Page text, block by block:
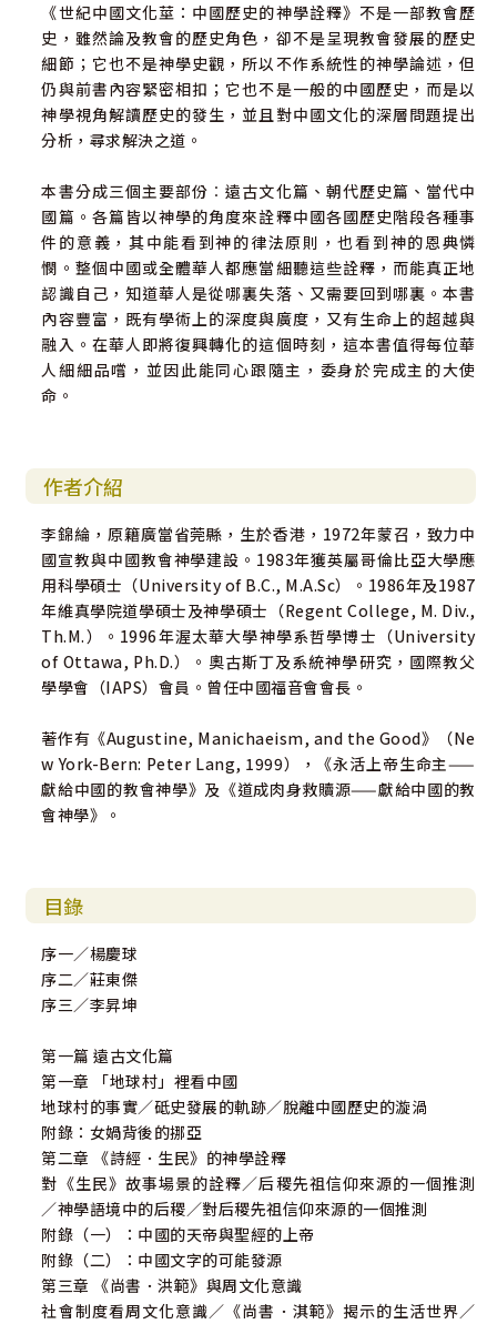
《世紀中國文化莖：中國歷史的神學詮釋》不是一部教會歷
史，雖然論及教會的歷史角色，卻不是呈現教會發展的歷史
細節；它也不是神學史觀，所以不作系統性的神學論述，但
仍與前書內容緊密相扣；它也不是一般的中國歷史，而是以
神學視角解讀歷史的發生，並且對中國文化的深層問題提出
分析，尋求解決之道。
本書分成三個主要部份︰遠古文化篇、朝代歷史篇、當代中
國篇。各篇皆以神學的角度來詮釋中國各國歷史階段各種事
件的意義，其中能看到神的律法原則，也看到神的恩典憐
憫。整個中國或全體華人都應當細聽這些詮釋，而能真正地
認識自己，知道華人是從哪裏失落、又需要回到哪裏。本書
內容豐富，既有學術上的深度與廣度，又有生命上的超越與
融入。在華人即將復興轉化的這個時刻，這本書值得每位華
人細細品嚐，並因此能同心跟隨主，委身於完成主的大使
命。
作者介紹
李錦綸，原籍廣當省莞縣，生於香港，1972年蒙召，致力中
國宣教與中國教會神學建設。1983年獲英屬哥倫比亞大學應
用科學碩士（University of B.C., M.A.Sc）。1986年及1987
年維真學院道學碩士及神學碩士（Regent College, M. Div.,
Th.M.）。1996年渥太華大學神學系哲學博士（University
of Ottawa, Ph.D.）。奧古斯丁及系統神學研究，國際教父
學學會（IAPS）會員。曾任中國福音會會長。
著作有《Augustine, Manichaeism, and the Good》（Ne
w York-Bern: Peter Lang, 1999），《永活上帝生命主——
獻給中國的教會神學》及《道成肉身救贖源——獻給中國的教
會神學》。
目錄
序一／楊慶球
序二／莊東傑
序三／李昇坤
第一篇 遠古文化篇
第一章 「地球村」裡看中國
地球村的事實／砥史發展的軌跡／脫離中國歷史的漩渦
附錄：女媧背後的挪亞
第二章 《詩經．生民》的神學詮釋
對《生民》故事場景的詮釋／后稷先祖信仰來源的一個推測
／神學語境中的后稷／對后稷先祖信仰來源的一個推測
附錄（一）：中國的天帝與聖經的上帝
附錄（二）：中國文字的可能發源
第三章 《尚書．洪範》與周文化意識
社會制度看周文化意識／《尚書．淇範》揭示的生活世界／